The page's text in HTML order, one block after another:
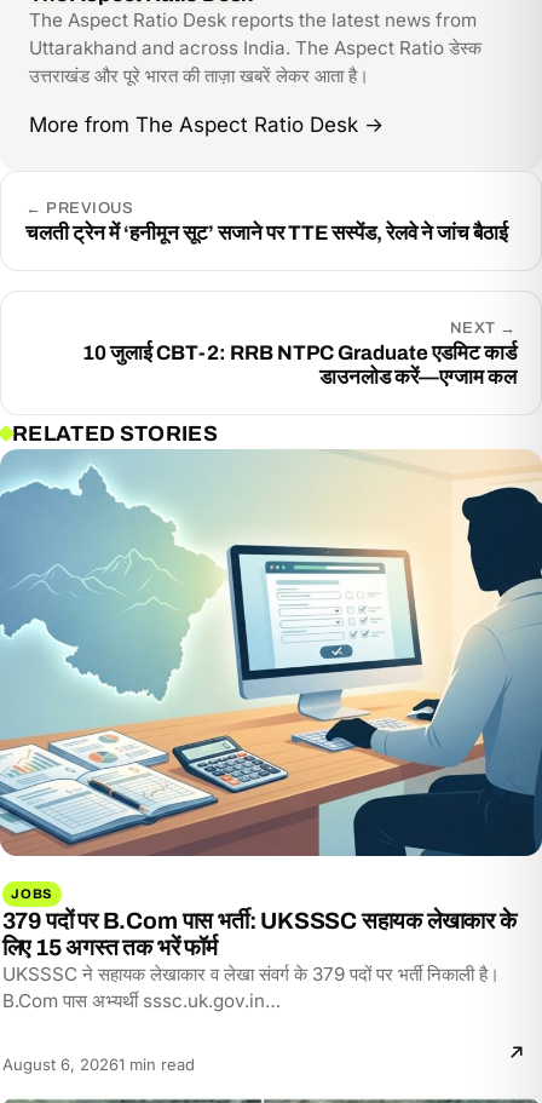
The Aspect Ratio Desk reports the latest news from
Uttarakhand and across India. The Aspect Ratio डेस्क
उत्तराखंड और पूरे भारत की ताज़ा खबरें लेकर आता है।
More from The Aspect Ratio Desk →
← PREVIOUS
चलती ट्रेन में ‘हनीमून सूट’ सजाने पर TTE सस्पेंड, रेलवे ने जांच बैठाई
NEXT →
10 जुलाई CBT-2: RRB NTPC Graduate एडमिट कार्ड
डाउनलोड करें—एग्जाम कल
RELATED STORIES
JOBS
379 पदों पर B.Com पास भर्ती: UKSSSC सहायक लेखाकार के
लिए 15 अगस्त तक भरें फॉर्म
UKSSSC ने सहायक लेखाकार व लेखा संवर्ग के 379 पदों पर भर्ती निकाली है।
B.Com पास अभ्यर्थी sssc.uk.gov.in…
August 6, 2026Reading
1 min read